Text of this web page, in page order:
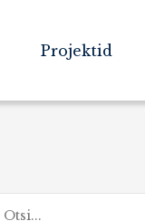
Projektid